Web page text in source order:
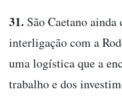
31. São Caetano
interligação com a
uma logística que a
trabalho e dos